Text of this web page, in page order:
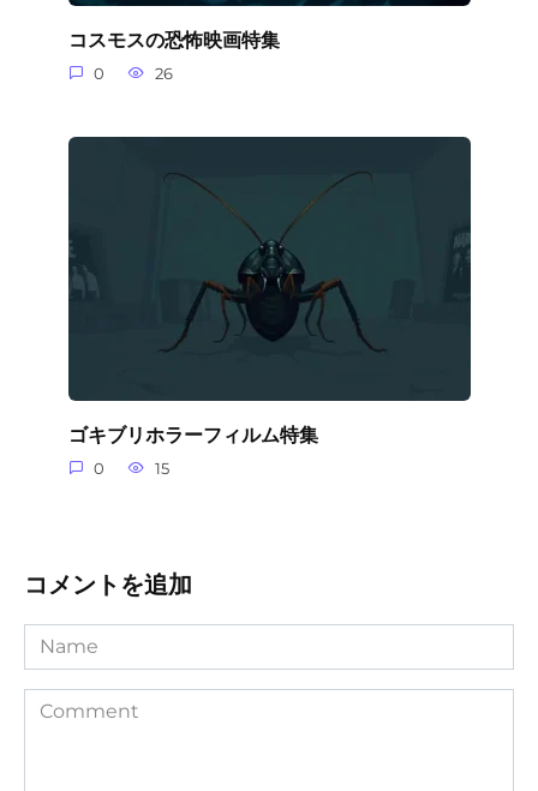
コスモスの恐怖映画特集
0 26
ゴキブリホラーフィルム特集
0 15
コメントを追加
Name
Comment